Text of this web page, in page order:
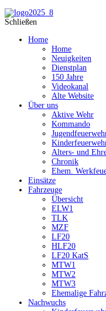
Schließen
Home
Home
Neuigkeiten
Dienstplan
150 Jahre
Videokanal
Alte Website
Über uns
Aktive Wehr
Kommando
Alters- und
Chronik
Ehem.
Einsätze
Fahrzeuge
Übersicht
ELW1
TLK
MZF
LF20
HLF20
LF20 KatS
MTW1
MTW2
MTW3
Ehemalige
Nachwuchs